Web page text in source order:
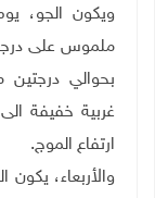
ويكون الجو،
ملموس على
بحوالي درجتين
غربية خفيفة
ارتفاع الموج.
والأربعاء،